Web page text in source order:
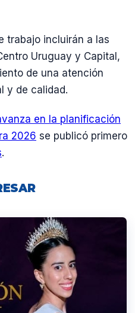
trabajo incluirán a las
Uruguay y Capital,
de una atención
y de calidad.
en la planificación
2026 se publicó primero
.